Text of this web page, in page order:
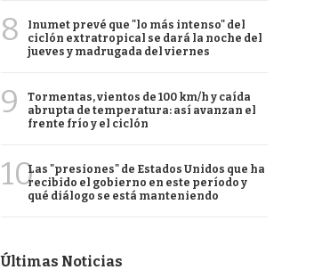
8
Inumet prevé que "lo más intenso" del
ciclón extratropical se dará la noche del
jueves y madrugada del viernes
9
Tormentas, vientos de 100 km/h y caída
abrupta de temperatura: así avanzan el
frente frío y el ciclón
10Las "presiones" de Estados Unidos que ha
recibido el gobierno en este período y
qué diálogo se está manteniendo
Últimas Noticias